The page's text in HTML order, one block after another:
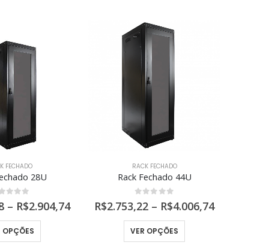
FECHADO
28U
of 5
– R$2.904,74
OPÇÕES
Este produto tem várias variantes. As opções podem ser escolhidas na página do produto
RACK FECHADO
Rack Fechado 44U
out of 5
R$2.753,22 – R$4.006,74
VER OPÇÕES
Este produto tem várias variantes. As opções podem ser escolhidas na página do produto